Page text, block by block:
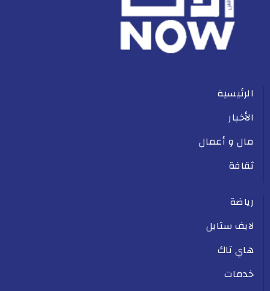
الرئيسية
الأخبار
مال و أعمال
ثقافة
رياضة
لايف ستايل
هاي تاك
خدمات